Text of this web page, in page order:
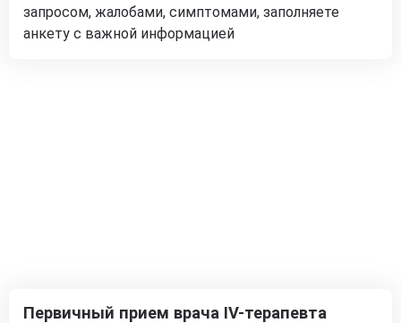
запросом, жалобами, симптомами, заполняете
анкету с важной информацией
Первичный прием врача IV-терапевта